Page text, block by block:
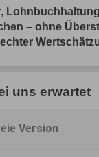
Version